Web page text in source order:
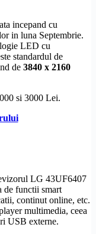
incepand cu
in luna Septembrie.
LED cu
standardul de
de 3840 x 2160
si 3000 Lei.
LG 43UF6407
de functii smart
continut online, etc.
multimedia, ceea
USB externe.